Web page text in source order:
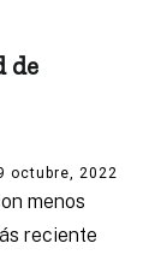
de
octubre, 2022
menos
reciente